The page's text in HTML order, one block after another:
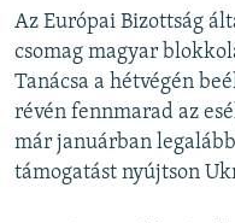
Az Európai Bizottság
csomag magyar
Tanácsa a hétvégén
révén fennmarad az
már januárban
támogatást nyújtson